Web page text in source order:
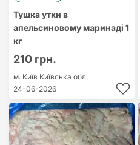
Тушка утки в
апельсиновому маринаді 1
кг
210 грн.
м. Київ Київська обл.
24-06-2026